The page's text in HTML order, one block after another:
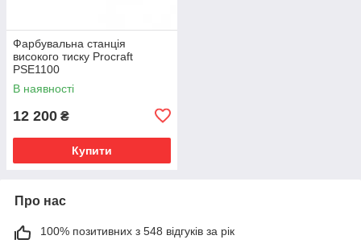
Фарбувальна станція
високого тиску Procraft
PSE1100
В наявності
12 200 ₴
Купити
Про нас
100% позитивних з 548 відгуків за рік